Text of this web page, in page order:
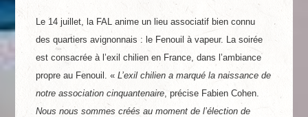
Le 14 juillet, la FAL anime un lieu associatif bien connu
des quartiers avignonnais : le Fenouil à vapeur. La soirée
est consacrée à l’exil chilien en France, dans l’ambiance
propre au Fenouil. «L’exil chilien a marqué la naissance de
notre association cinquantenaire, précise Fabien Cohen.
Nous nous sommes créés au moment de l’élection de